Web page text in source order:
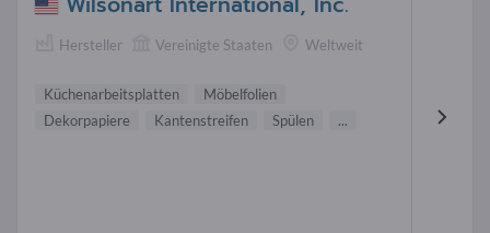
Hersteller Vereinigte Staaten Weltweit
Küchenarbeitsplatten
Möbelfolien
Dekorpapiere
Kantenstreifen Spülen ...